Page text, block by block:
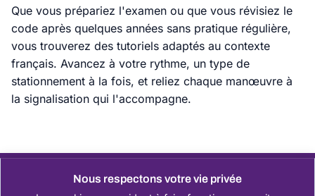
Que vous prépariez l'examen ou que vous révisiez le
code après quelques années sans pratique régulière,
vous trouverez des tutoriels adaptés au contexte
français. Avancez à votre rythme, un type de
stationnement à la fois, et reliez chaque manœuvre à
la signalisation qui l'accompagne.
Nous respectons votre vie privée